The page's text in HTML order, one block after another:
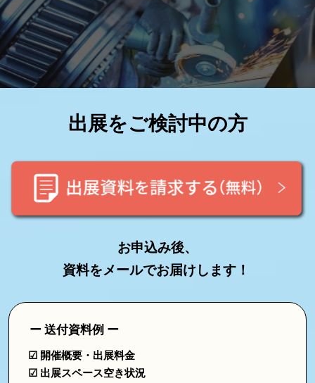
ド
東
2027
出展をご検討中の方
お申込み後、
資料をメールでお届けします！
ー 送付資料例 ー
☑ 開催概要・出展料金
☑ 出展スペース空き状況